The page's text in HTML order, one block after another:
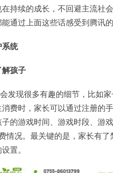
持续的成长，不回避主流社
通过上面这些话感受到腾讯的
系统
孩子
发现很多有趣的细节，比如
费时，家长可以通过注册的
的游戏时间、游戏时段、游
情况。最关键的是，家长有
置。